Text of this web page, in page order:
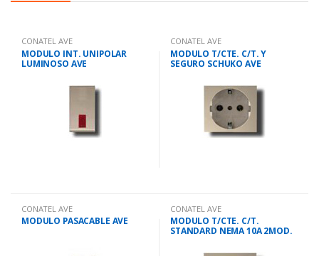
CONATEL AVE
MODULO INT. UNIPOLAR
LUMINOSO AVE
CONATEL AVE
MODULO T/CTE. C/T. Y
SEGURO SCHUKO AVE
CONATEL AVE
MODULO PASACABLE AVE
CONATEL AVE
MODULO T/CTE. C/T.
STANDARD NEMA 10A 2MOD.